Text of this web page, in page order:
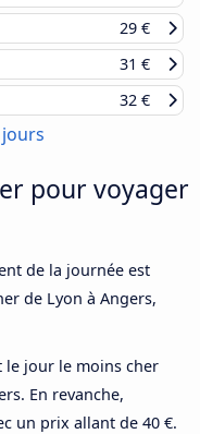
29 €
31 €
32 €
pour voyager
de la journée est
de Lyon à Angers,
le jour le moins cher
En revanche,
un prix allant de 40 €.